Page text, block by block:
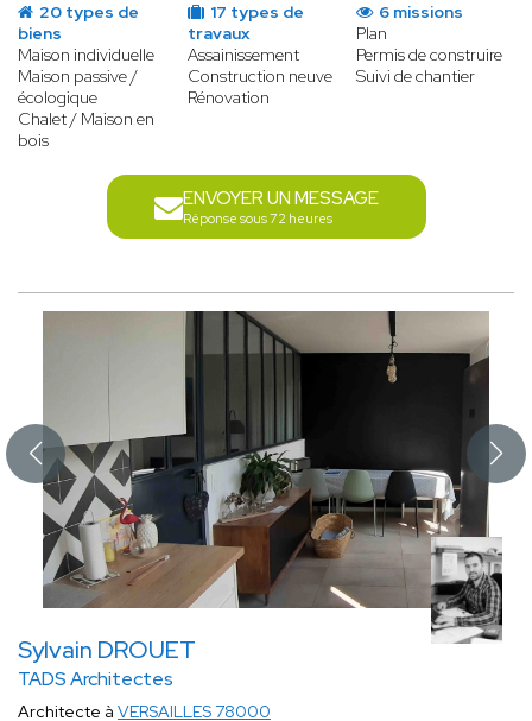
20 types de
biens
Maison individuelle
Maison passive /
écologique
Chalet / Maison en
bois
17 types de
travaux
Assainissement
Construction neuve
Rénovation
6 missions
Plan
Permis de construire
Suivi de chantier
ENVOYER UN MESSAGE
Réponse sous 72 heures
Sylvain DROUET
TADS Architectes
Architecte à VERSAILLES 78000